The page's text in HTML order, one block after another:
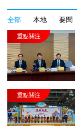
全部 本地 要聞